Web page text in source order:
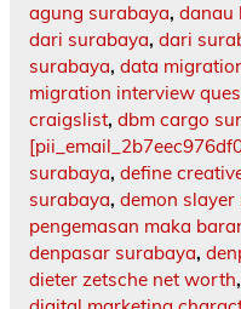
agung surabaya, danau
dari surabaya, dari
surabaya, data
migration interview
craigslist, dbm cargo
surabaya, define
surabaya, demon slayer
pengemasan maka
denpasar surabaya,
dieter zetsche net worth,